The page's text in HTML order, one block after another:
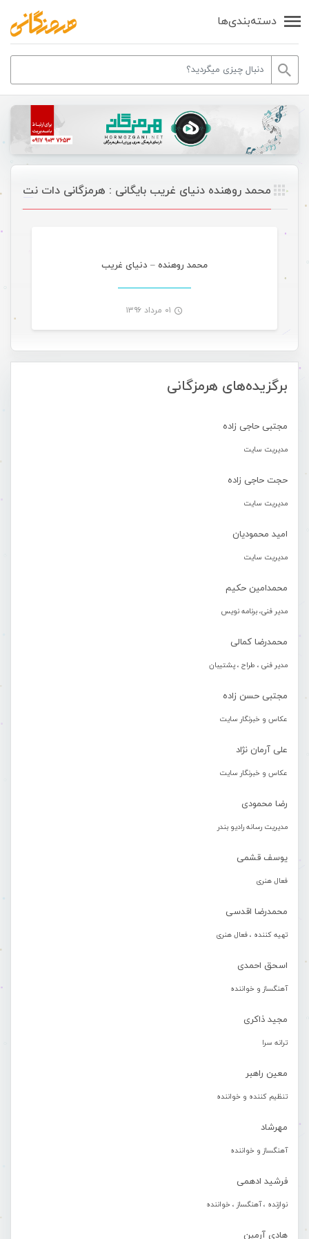
دسته‌بندی‌ها
برگزیده‌های هرمزگانی
مجتبی حاجی زاده
مدیریت سایت
حجت حاجی زاده
مدیریت سایت
امید محمودیان
مدیریت سایت
محمدامین حکیم
مدیر فنی، برنامه نویس
محمدرضا کمالی
مدیر فنی ، طراح ، پشتیبان
مجتبی حسن زاده
عکاس و خبرنگار سایت
علی آرمان نژاد
عکاس و خبرنگار سایت
رضا محمودی
مدیریت رسانه رادیو بندر
یوسف قشمی
فعال هنری
محمدرضا اقدسی
تهیه کننده ، فعال هنری
اسحق احمدی
آهنگساز و خواننده
مجید ذاکری
ترانه سرا
معین راهبر
تنظیم کننده و خواننده
مهرشاد
آهنگساز و خواننده
فرشید ادهمی
نوازنده ، آهنگساز ، خواننده
هادی آرمین
محمد روهنده دنیای غریب بایگانی : هرمزگانی دات نت
محمد روهنده – دنیای غریب
۰۱ مرداد ۱۳۹۶